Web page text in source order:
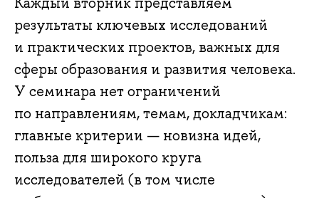
результаты ключевых исследований
и практических проектов, важных для
сферы образования и развития человека.
У семинара нет ограничений
по направлениям, темам, докладчикам:
главные критерии — новизна идей,
польза для широкого круга
исследователей (в том числе